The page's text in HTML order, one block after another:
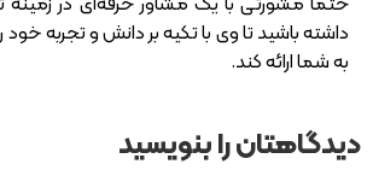
داشته باشید تا وی با تکیه بر دانش و تجربه خود
به شما ارائه کند.
دیدگاهتان را بنویسید